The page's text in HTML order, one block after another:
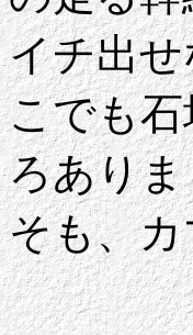
イチ出
こでも
ろあり
そも、